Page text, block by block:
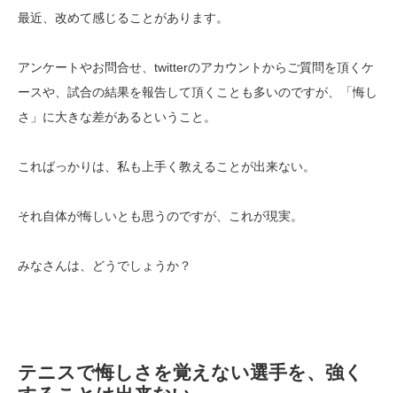
最近、改めて感じることがあります。
アンケートやお問合せ、twitterのアカウントからご質問を頂くケ
ースや、試合の結果を報告して頂くことも多いのですが、「悔し
さ」に大きな差があるということ。
こればっかりは、私も上手く教えることが出来ない。
それ自体が悔しいとも思うのですが、これが現実。
みなさんは、どうでしょうか？
テニスで悔しさを覚えない選手を、強く